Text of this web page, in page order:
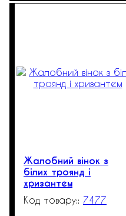
Жалобний вінок з
білих троянд і
хризантем
7477